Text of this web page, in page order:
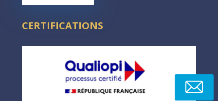
CERTIFICATIONS